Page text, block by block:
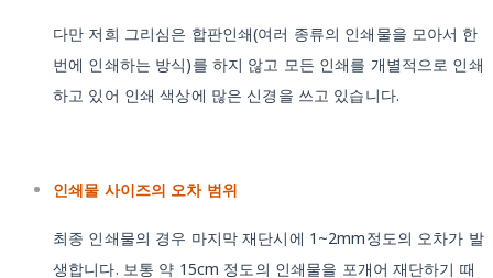
다만 저희 그리심은 합판인쇄(여러 종류의 인쇄물을 모아서 한
번에 인쇄하는 방식)를 하지 않고 모든 인쇄를 개별적으로 인쇄
하고 있어 인쇄 색상에 많은 신경을 쓰고 있습니다.
인쇄물 사이즈의 오차 범위
최종 인쇄물의 경우 마지막 재단시에 1~2mm정도의 오차가 발
생합니다. 보통 약 15cm 정도의 인쇄물을 포개어 재단하기 때